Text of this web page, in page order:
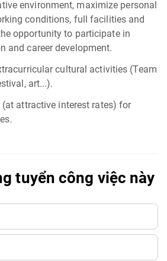
environment, maximize personal
conditions, full facilities and
opportunity to participate in
and career development.
cultural activities (Team
art...).
attractive interest rates) for
tuyển công việc này